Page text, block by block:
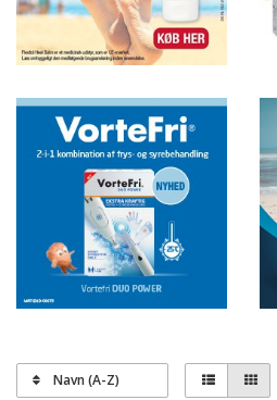
Navn (A-Z)